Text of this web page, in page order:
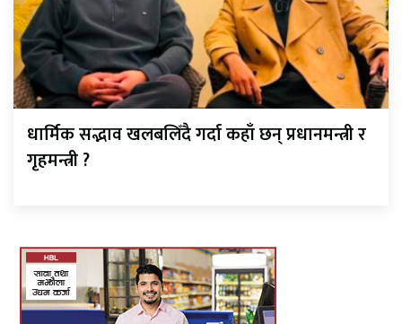
धार्मिक सद्भाव खलबलिँदै गर्दा कहाँ छन् प्रधानमन्त्री र
गृहमन्त्री ?